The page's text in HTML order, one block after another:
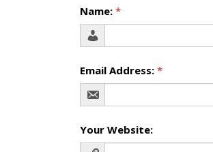
Name: *
Email Address: *
Your Website: